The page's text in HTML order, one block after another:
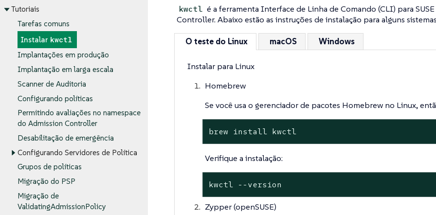
Tutoriais
Tarefas comuns
Instalar kwctl
Implantações em produção
Implantação em larga escala
Scanner de Auditoria
Configurando políticas
Permitindo avaliações no namespace
do Admission Controller
Desabilitação de emergência
Configurando Servidores de Política
Grupos de políticas
Migração do PSP
Migração de
ValidatingAdmissionPolicy
kwctl é a ferramenta Interface de Linha de Comando (CLI) para
Controller. Abaixo estão as instruções de instalação para alguns
O teste do Linux macOS Windows
Instalar para Linux
Homebrew
Se você usa o gerenciador de pacotes Homebrew no Linux,
brew install kwctl
Verifique a instalação:
kwctl --version
Zypper (openSUSE)